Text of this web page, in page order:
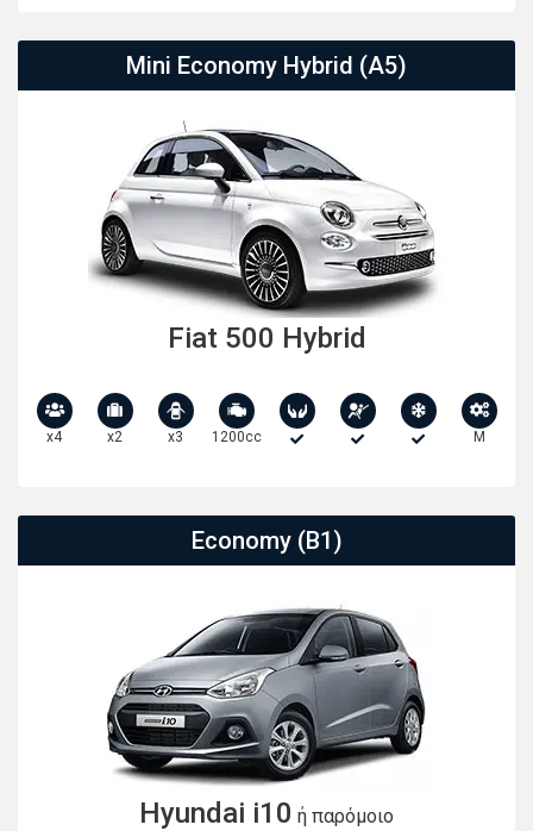
Mini Economy Hybrid (A5)
Fiat 500 Hybrid
x4 x2 x3 1200cc M
Economy (B1)
Hyundai i10 ή παρόμοιο